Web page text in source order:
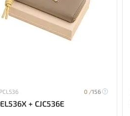
0 /156
+ CJC536E